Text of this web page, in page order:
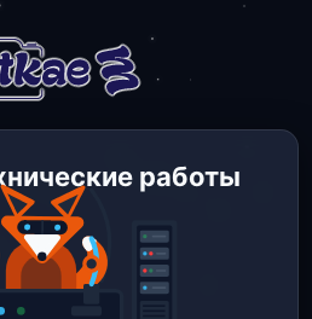
работы